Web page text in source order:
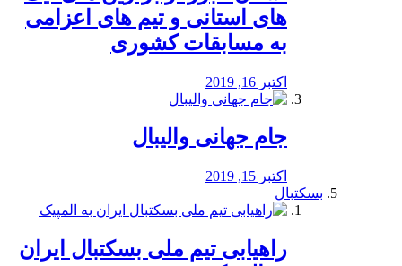
های استانی و تیم های اعزامی
به مسابقات کشوری
اکتبر 16, 2019
جام جهانی والیبال
اکتبر 15, 2019
بسکتبال
راهیابی تیم ملی بسکتبال ایران